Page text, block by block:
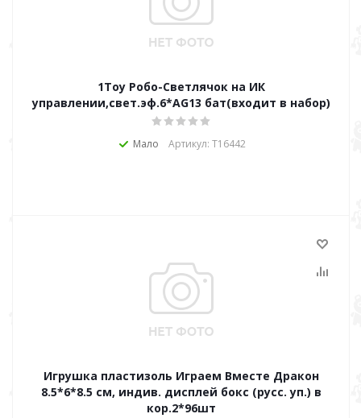
1Toy Робо-Светлячок на ИК
управлении,свет.эф.6*AG13 бат(входит в набор)
Мало Артикул: Т16442
Игрушка пластизоль Играем Вместе Дракон
8.5*6*8.5 см, индив. дисплей бокс (русс. уп.) в
кор.2*96шт